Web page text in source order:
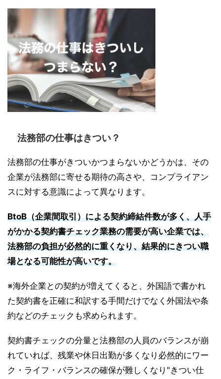
法務部の仕事はきつい？
法務部の仕事がきついかつまらないかどうかは、その
企業が法務部に寄せる期待の高さや、コンプライアン
スに対する意識によって異なります。
BtoB（企業間取引）による契約締結件数が多く、人手
がかかる契約書チェック業務の需要が高い企業では、
法務部の負担が必然的に重くなり、結果的にきつい職
場となる可能性が高いです。
※海外企業との契約が増えてくると、外国語で書かれ
た契約書を正確に和訳する手間だけでなく外国法や条
約などのチェックも求められます。
契約書チェックの分量と法務部の人員のバランスが崩
れていれば、残業や休日出勤が多くなり必然的にワー
ク・ライフ・バランスの確保が難しくなり"きつい仕